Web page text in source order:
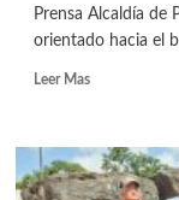
Prensa Alcaldía de
orientado hacia el
Leer Mas